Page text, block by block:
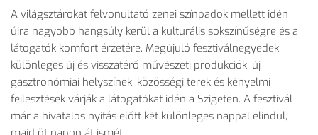
A világsztárokat felvonultató zenei színpadok mellett idén
újra nagyobb hangsúly kerül a kulturális sokszínűségre és a
látogatók komfort érzetére. Megújuló fesztiválnegyedek,
különleges új és visszatérő művészeti produkciók, új
gasztronómiai helyszínek, közösségi terek és kényelmi
fejlesztések várják a látogatókat idén a Szigeten. A fesztivál
már a hivatalos nyitás előtt két különleges nappal elindul,